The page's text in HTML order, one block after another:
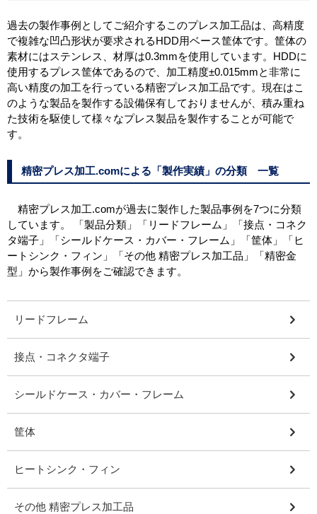
過去の製作事例としてご紹介するこのプレス加工品は、高精度
で複雑な凹凸形状が要求されるHDD用ベース筐体です。筐体の
素材にはステンレス、材厚は0.3mmを使用しています。HDDに
使用するプレス筐体であるので、加工精度±0.015mmと非常に
高い精度の加工を行っている精密プレス加工品です。現在はこ
のような製品を製作する設備保有しておりませんが、積み重ね
た技術を駆使して様々なプレス製品を製作することが可能で
す。
精密プレス加工.comによる「製作実績」の分類 一覧
精密プレス加工.comが過去に製作した製品事例を7つに分類
しています。 「製品分類」「リードフレーム」「接点・コネク
タ端子」「シールドケース・カバー・フレーム」「筐体」「ヒ
ートシンク・フィン」「その他 精密プレス加工品」「精密金
型」から製作事例をご確認できます。
リードフレーム
接点・コネクタ端子
シールドケース・カバー・フレーム
筐体
ヒートシンク・フィン
その他 精密プレス加工品